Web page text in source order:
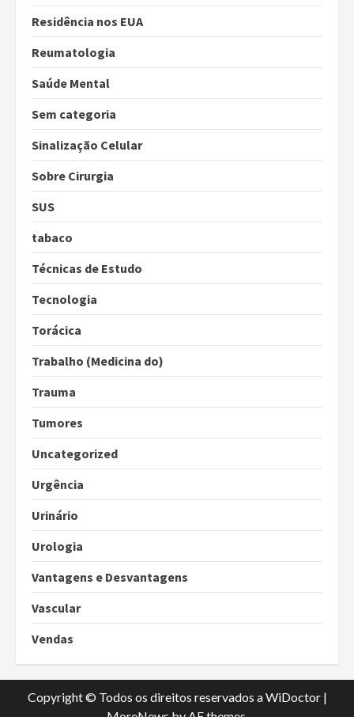
Residência nos EUA
Reumatologia
Saúde Mental
Sem categoria
Sinalização Celular
Sobre Cirurgia
SUS
tabaco
Técnicas de Estudo
Tecnologia
Torácica
Trabalho (Medicina do)
Trauma
Tumores
Uncategorized
Urgência
Urinário
Urologia
Vantagens e Desvantagens
Vascular
Vendas
Copyright © Todos os direitos reservados a WiDoctor |